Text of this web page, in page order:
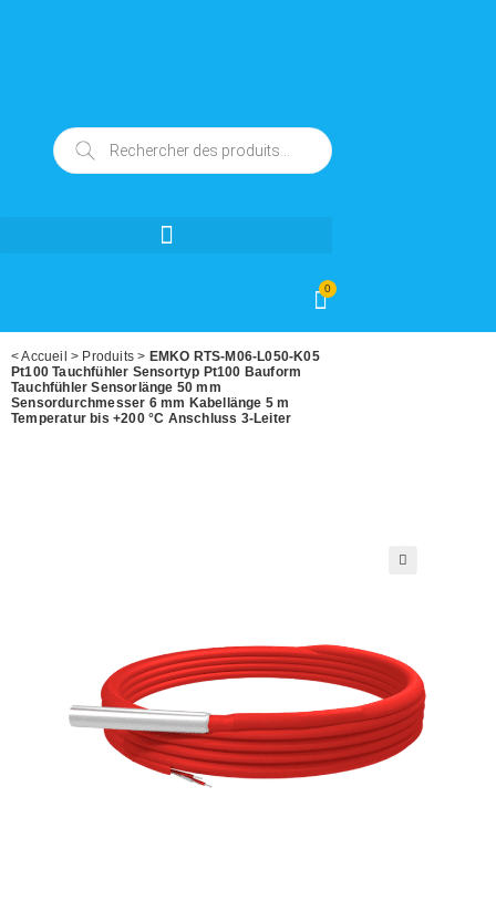
0
<Accueil > Produits > EMKO RTS-M06-L050-K05
Pt100 Tauchfühler Sensortyp Pt100 Bauform
Tauchfühler Sensorlänge 50 mm
Sensordurchmesser 6 mm Kabellänge 5 m
Temperatur bis +200 °C Anschluss 3-Leiter